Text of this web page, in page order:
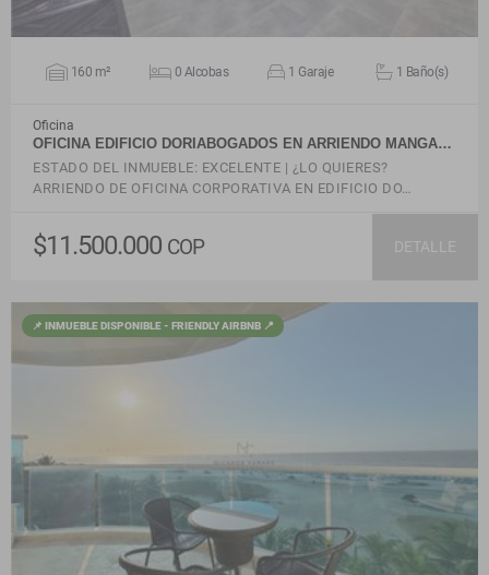
160 m² 0 Alcobas 1 Garaje 1 Baño(s)
Oficina
OFICINA EDIFICIO DORIABOGADOS EN ARRIENDO MANGA…
ESTADO DEL INMUEBLE: EXCELENTE | ¿LO QUIERES?
ARRIENDO DE OFICINA CORPORATIVA EN EDIFICIO DO…
$11.500.000 COP DETALLE
📌 INMUEBLE DISPONIBLE - FRIENDLY AIRBNB 📍
VER DETALLES